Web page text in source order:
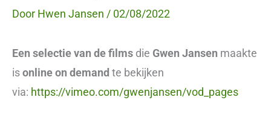
Door Hwen Jansen / 02/08/2022
Een selectie van de films die Gwen Jansen maakte
isonline on demand te bekijken
via: https://vimeo.com/gwenjansen/vod_pages